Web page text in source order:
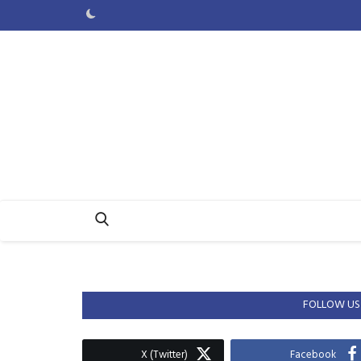
FOLLOW US
Facebook
X (Twitter)